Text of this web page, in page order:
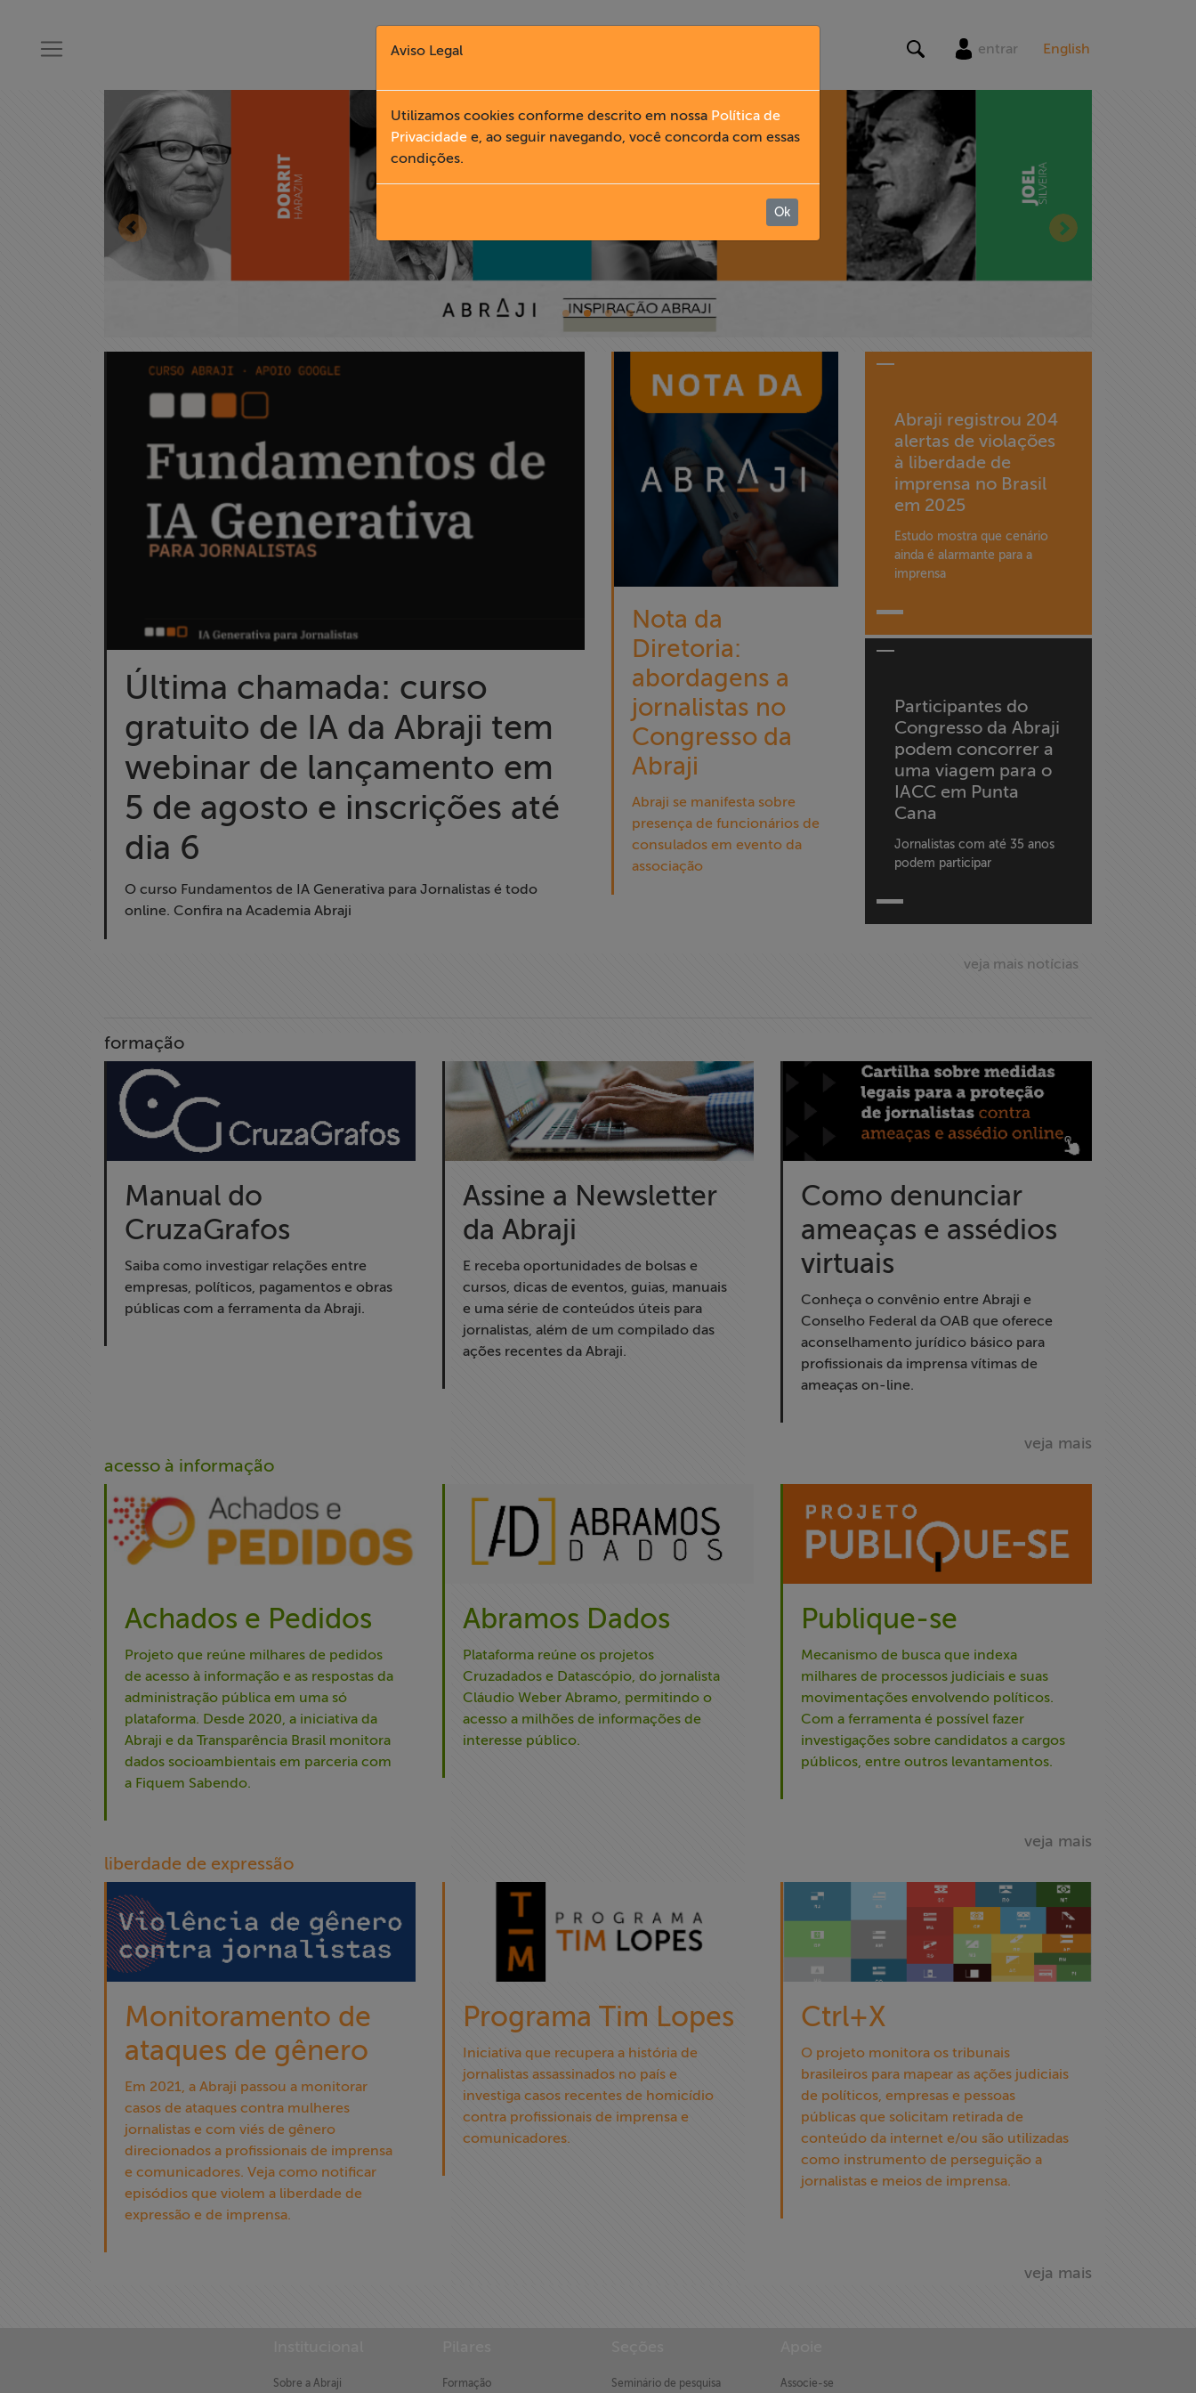
Proteção Legal
Documentários
Assine a nossa
Fale Conosco
entrar English
Última chamada: curso
gratuito de IA da Abraji tem
webinar de lançamento em
5 de agosto e inscrições até
dia 6
O curso Fundamentos de IA Generativa para Jornalistas é todo
online. Confira na Academia Abraji
Nota da
Diretoria:
abordagens a
jornalistas no
Congresso da
Abraji
Abraji se manifesta sobre
presença de funcionários de
consulados em evento da
associação
Abraji registrou 204
alertas de violações
à liberdade de
imprensa no Brasil
em 2025
Estudo mostra que cenário
ainda é alarmante para a
imprensa
Participantes do
Congresso da Abraji
podem concorrer a
uma viagem para o
IACC em Punta
Cana
Jornalistas com até 35 anos
podem participar
veja mais notícias
formação
Manual do
CruzaGrafos
Saiba como investigar relações entre
empresas, políticos, pagamentos e obras
públicas com a ferramenta da Abraji.
Assine a Newsletter
da Abraji
E receba oportunidades de bolsas e
cursos, dicas de eventos, guias, manuais
e uma série de conteúdos úteis para
jornalistas, além de um compilado das
ações recentes da Abraji.
Como denunciar
ameaças e assédios
virtuais
Conheça o convênio entre Abraji e
Conselho Federal da OAB que oferece
aconselhamento jurídico básico para
profissionais da imprensa vítimas de
ameaças on-line.
veja mais
acesso à informação
Achados e Pedidos
Projeto que reúne milhares de pedidos
de acesso à informação e as respostas da
administração pública em uma só
plataforma. Desde 2020, a iniciativa da
Abraji e da Transparência Brasil monitora
dados socioambientais em parceria com
a Fiquem Sabendo.
Abramos Dados
Plataforma reúne os projetos
Cruzadados e Datascópio, do jornalista
Cláudio Weber Abramo, permitindo o
acesso a milhões de informações de
interesse público.
Publique-se
Mecanismo de busca que indexa
milhares de processos judiciais e suas
movimentações envolvendo políticos.
Com a ferramenta é possível fazer
investigações sobre candidatos a cargos
públicos, entre outros levantamentos.
veja mais
liberdade de expressão
Monitoramento de
ataques de gênero
Em 2021, a Abraji passou a monitorar
casos de ataques contra mulheres
jornalistas e com viés de gênero
direcionados a profissionais de imprensa
e comunicadores. Veja como notificar
episódios que violem a liberdade de
expressão e de imprensa.
Programa Tim Lopes
Iniciativa que recupera a história de
jornalistas assassinados no país e
investiga casos recentes de homicídio
contra profissionais de imprensa e
comunicadores.
Ctrl+X
O projeto monitora os tribunais
brasileiros para mapear as ações judiciais
de políticos, empresas e pessoas
públicas que solicitam retirada de
conteúdo da internet e/ou são utilizadas
como instrumento de perseguição a
jornalistas e meios de imprensa.
veja mais
Sobre a Abraji Formação Seminário de pesquisa Associe-se
Aviso Legal
Utilizamos cookies conforme descrito em nossa Política de
Privacidade e, ao seguir navegando, você concorda com essas
condições.
Ok